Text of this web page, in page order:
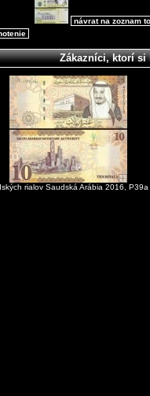
návrat na zoznam
Zákazníci, ktorí si
rialov Saudská Arábia 2016, P39a